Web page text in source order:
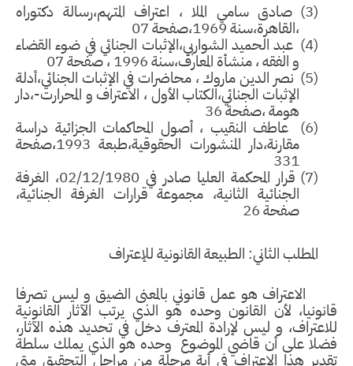
صادق سامي الملا ، اعتراف المتهم،رسالة دكتوراه
،القاهرة،سنة 1969،صفحة 07
عبد الحميد الشواربي،الإثبات الجنائي في ضوء القضاء
و الفقه ، منشأة المعارف،سنة 1996 ، صفحة 07
نصر الدين ماروك ، محاضرات في الإثبات الجنائي،أدلة
الإثبات الجنائي،الكتاب الأول ، الاعتراف و المحرارت-،دار
هومة ،صفحة 36
عاطف النقيب ، أصول المحاكمات الجزائية دراسة
مقارنة،دار المنشورات الحقوقية،طبعة 1993،صفحة
331
قرار المحكمة العليا صادر في 02/12/1980، الغرفة
الجنائية الثانية، مجموعة قرارات الغرفة الجنائية،
صفحة 26
المطلب الثاني:الطبيعة القانونية للإعتراف
هو عمل قانوني بالمعنى الضيق و ليس تصرفا
لأن القانون وحده هو الذي يرتب الآثار القانونية
و ليس لإرادة المعترف دخل في تحديد هذه الآثار،
على أن قاضي الموضوع وحده هو الذي يملك سلطة
هذا الاعتراف في أية مرحلة من مراحل التحقيق متى